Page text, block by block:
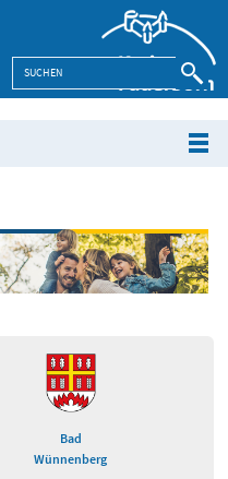
Bad
Wünnenberg